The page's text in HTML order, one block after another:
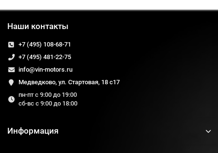
Наши контакты
+7 (495) 108-68-71
+7 (495) 481-22-75
info@vin-motors.ru
Медведково, ул. Стартовая, 18 с17
пн-пт с 9:00 до 19:00
сб-вс с 9:00 до 18:00
Информация